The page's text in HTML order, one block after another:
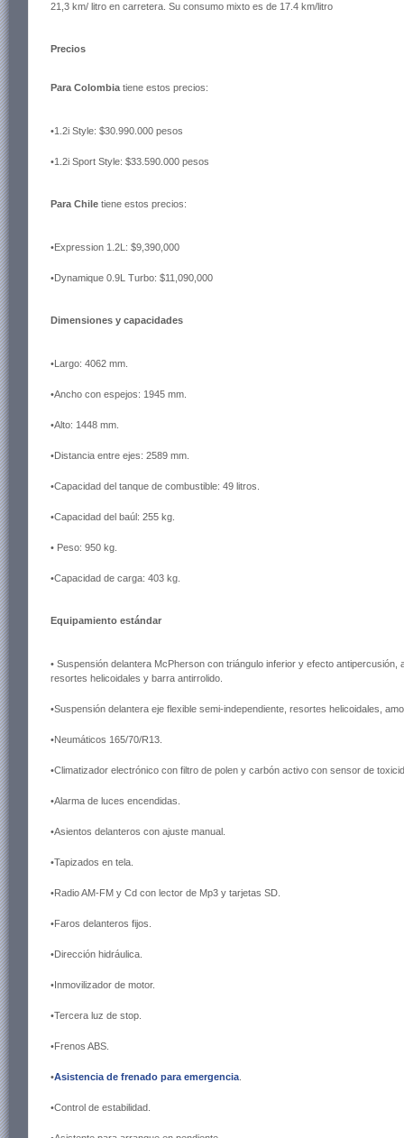
21,3 km/ litro en carretera. Su consumo mixto es de 17.4 km/litro
Precios
Para Colombia tiene estos precios:
•1.2i Style: $30.990.000 pesos
•1.2i Sport Style: $33.590.000 pesos
Para Chile tiene estos precios:
•Expression 1.2L: $9,390,000
•Dynamique 0.9L Turbo: $11,090,000
Dimensiones y capacidades
•Largo: 4062 mm.
•Ancho con espejos: 1945 mm.
•Alto: 1448 mm.
•Distancia entre ejes: 2589 mm.
•Capacidad del tanque de combustible: 49 litros.
•Capacidad del baúl: 255 kg.
• Peso: 950 kg.
•Capacidad de carga: 403 kg.
Equipamiento estándar
• Suspensión delantera McPherson con triángulo inferior y efecto
resortes helicoidales y barra antirrolido.
•Suspensión delantera eje flexible semi-independiente, resortes helicoidales,
•Neumáticos 165/70/R13.
•Climatizador electrónico con filtro de polen y carbón activo con sensor de
•Alarma de luces encendidas.
•Asientos delanteros con ajuste manual.
•Tapizados en tela.
•Radio AM-FM y Cd con lector de Mp3 y tarjetas SD.
•Faros delanteros fijos.
•Dirección hidráulica.
•Inmovilizador de motor.
•Tercera luz de stop.
•Frenos ABS.
•Asistencia de frenado para emergencia
•Control de estabilidad.